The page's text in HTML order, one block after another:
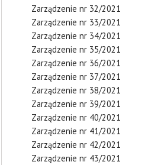
Zarządzenie nr 32/2021
Zarządzenie nr 33/2021
Zarządzenie nr 34/2021
Zarządzenie nr 35/2021
Zarządzenie nr 36/2021
Zarządzenie nr 37/2021
Zarządzenie nr 38/2021
Zarządzenie nr 39/2021
Zarządzenie nr 40/2021
Zarządzenie nr 41/2021
Zarządzenie nr 42/2021
Zarządzenie nr 43/2021